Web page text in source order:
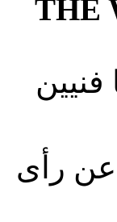
THE
عن رأى